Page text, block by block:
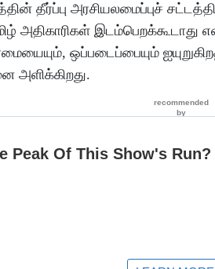
தீர்ப்பு அரசியலமைப்புச்
அதிகாரிகள் இடம்பெறக்கூடாது
ஒப்படைப்பையும்
அளிக்கிறது.